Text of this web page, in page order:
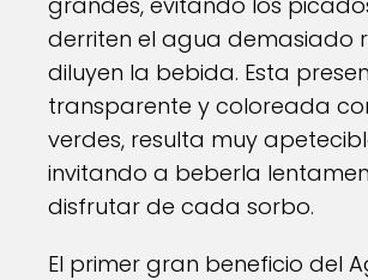
derriten el agua demasiado
diluyen la bebida. Esta
transparente y coloreada
verdes, resulta muy
invitando a beberla
disfrutar de cada sorbo.
El primer gran beneficio del